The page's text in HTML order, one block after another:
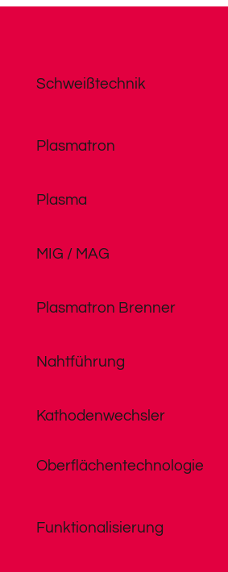
Schweißtechnik
Plasmatron
Plasma
MIG / MAG
Plasmatron Brenner
Nahtführung
Kathodenwechsler
Oberflächentechnologie
Funktionalisierung